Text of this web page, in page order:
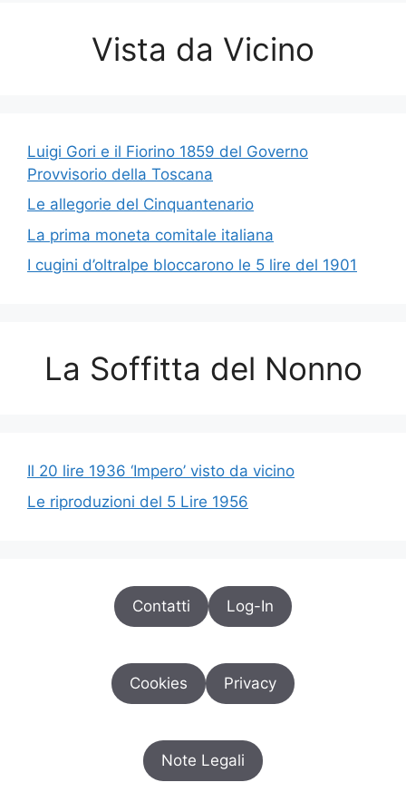
Vista da Vicino
Luigi Gori e il Fiorino 1859 del Governo
Provvisorio della Toscana
Le allegorie del Cinquantenario
La prima moneta comitale italiana
I cugini d’oltralpe bloccarono le 5 lire del 1901
La Soffitta del Nonno
Il 20 lire 1936 ‘Impero’ visto da vicino
Le riproduzioni del 5 Lire 1956
Contatti Log-In
Cookies Privacy
Note Legali